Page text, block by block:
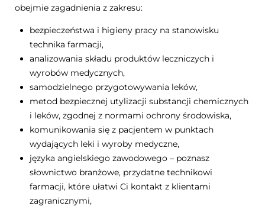
obejmie zagadnienia z zakresu:
bezpieczeństwa i higieny pracy na stanowisku
technika farmacji,
analizowania składu produktów leczniczych i
wyrobów medycznych,
samodzielnego przygotowywania leków,
metod bezpiecznej utylizacji substancji chemicznych
i leków, zgodnej z normami ochrony środowiska,
komunikowania się z pacjentem w punktach
wydających leki i wyroby medyczne,
języka angielskiego zawodowego – poznasz
słownictwo branżowe, przydatne technikowi
farmacji, które ułatwi Ci kontakt z klientami
zagranicznymi,